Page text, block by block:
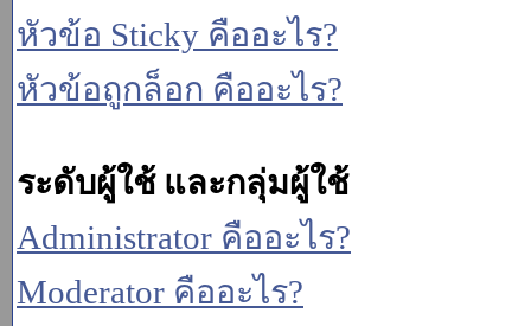
หัวข้อ Sticky คืออะไร?
หัวข้อถูกล็อก คืออะไร?
ระดับผู้ใช้ และกลุ่มผู้ใช้
Administrator คืออะไร?
Moderator คืออะไร?